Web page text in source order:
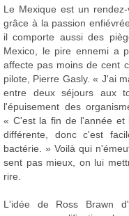
Le Mexique est un
grâce à la passion
il comporte aussi des
Mexico, le pire ennemi a
affecte pas moins de cent
pilote, Pierre Gasly. « J'ai
entre deux séjours aux
l'épuisement des
« C'est la fin de l'année
différente, donc c'est
bactérie. » Voilà qui
sent pas mieux, on lui
rire.
L'idée de Ross Brawn